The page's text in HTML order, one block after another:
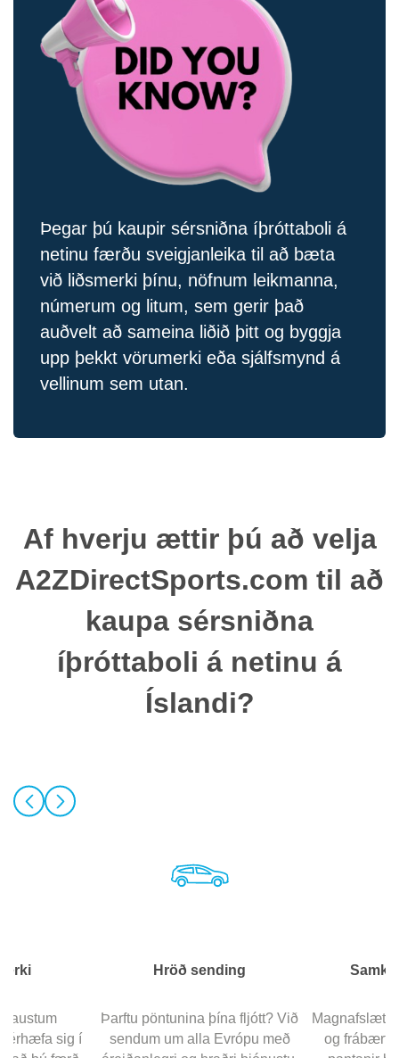
Þegar þú kaupir sérsniðna íþróttaboli á
netinu færðu sveigjanleika til að bæta
við liðsmerki þínu, nöfnum leikmanna,
númerum og litum, sem gerir það
auðvelt að sameina liðið þitt og byggja
upp þekkt vörumerki eða sjálfsmynd á
vellinum sem utan.
Af hverju ættir þú að velja
A2ZDirectSports.com til að
kaupa sérsniðna
íþróttaboli á netinu á
Íslandi?
sig í
Hröð sending
Þarftu pöntunina þína fljótt? Við
sendum um alla Evrópu með
og frábært